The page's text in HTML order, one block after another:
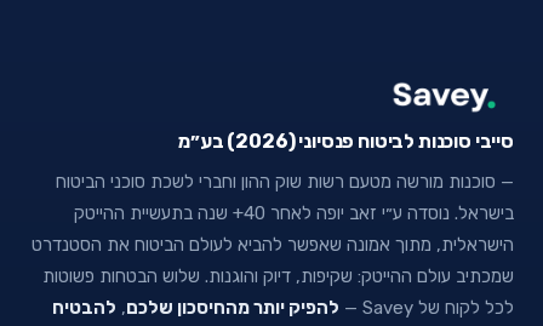
סייבי סוכנות לביטוח פנסיוני (2026) בע״מ
— סוכנות מורשה מטעם רשות שוק ההון וחברי לשכת סוכני הביטוח
בישראל. נוסדה ע״י זאב יופה לאחר 40+ שנה בתעשיית ההייטק
הישראלית, מתוך אמונה שאפשר להביא לעולם הביטוח את הסטנדרט
שמכתיב עולם ההייטק: שקיפות, דיוק והוגנות. שלוש הבטחות פשוטות
לכל לקוח של Savey —
להפיק יותר מהחיסכון שלכם, להבטיח